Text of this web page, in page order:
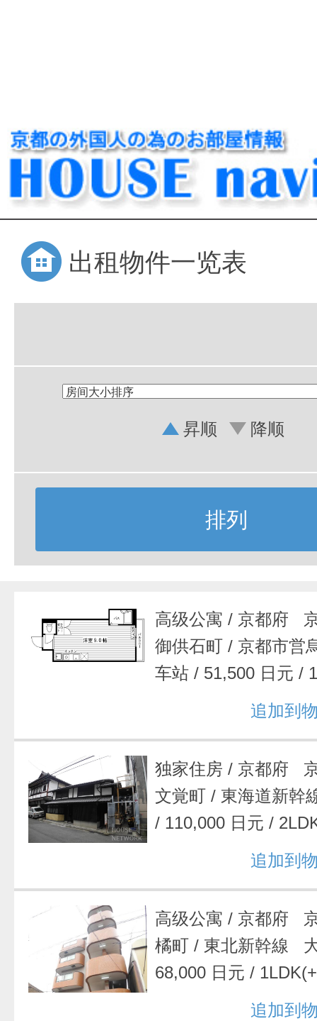
出租物件一览表
昇顺 降顺
排列
高级公寓/ 京都府
御供石町/ 京都市
车站/ 51,500 日元/
追加到
独家住房/ 京都府
文覚町/ 東海道新
/ 110,000 日元/
追加到
高级公寓/ 京都府
橘町/ 東北新幹線
68,000 日元/
追加到